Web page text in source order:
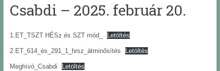
Csabdi – 2025. február 20.
1.ET_TSZT HÉSz és SZT mód_ Letöltés
2.ET_614_és_291_1_hrsz_átminősítés Letöltés
Meghívó_Csabdi Letöltés